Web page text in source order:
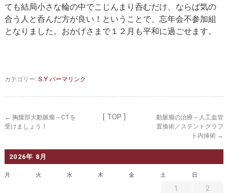
マルファン症候群
診察をご希望の方へ
遠方から来院される方は？
都道府県別紹介病院 良くある質問
ても結局小さな輪の中でこじんまり呑むだけ、ならば気の
合う人と呑んだ方が良い！ということで、忘年会不参加組
となりました。おかげさまで１２月も平和に過ごせます。
カテゴリー:S.Yパーマリンク
← 胸腹部大動脈瘤～CTを
受けましょう！
[ TOP ]
動脈瘤の治療～人工血管
置換術／ステントグラフ
ト内挿術 →
2026年 8月
月 火 水 木 金 土 日
1
2